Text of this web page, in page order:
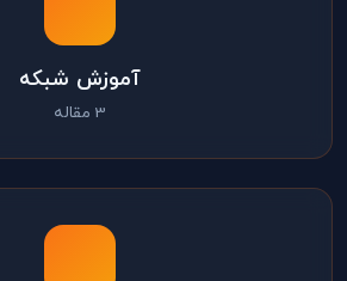
آموزش شبکه
3 مقاله